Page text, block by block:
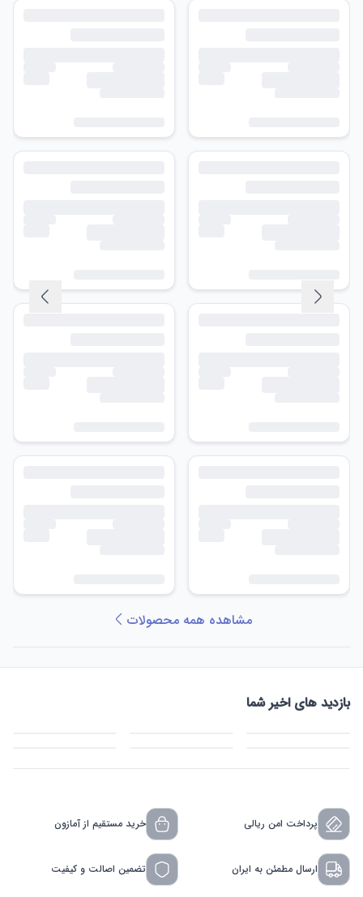
مشاهده همه محصولات
بازدید های اخیر شما
پرداخت امن ریالی خرید مستقیم از آمازون
ارسال مطمئن به ایران تضمین اصالت و کیفیت